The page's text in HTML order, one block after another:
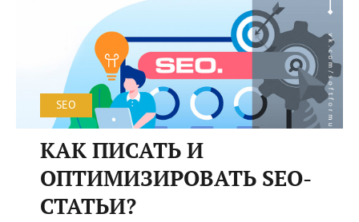
SEO
КАК ПИСАТЬ И
ОПТИМИЗИРОВАТЬ SEO-
СТАТЬИ?